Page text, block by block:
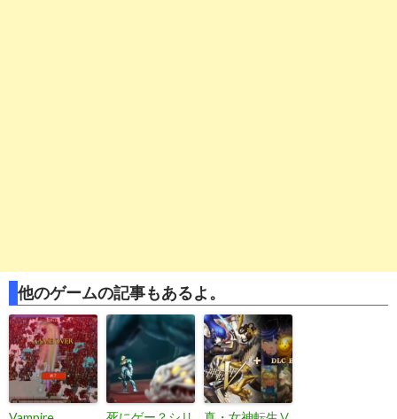
他のゲームの記事もあるよ。